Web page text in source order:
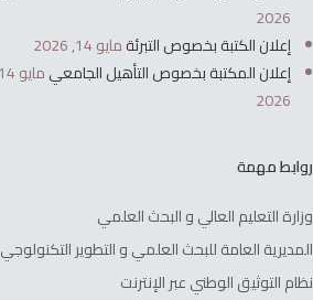
2026
إعلان الكتبة بخصوص التبرئةمايو 14, 2026
إعلان المكتبة بخصوص التأهيل الجامعي
2026
روابط مهمة
وزارة التعليم العالي و البحث العلمي
المديرية العامة للبحث العلمي و التطوير التكنولوجي
نظام التوثيق الوطني عبر الإنترنت